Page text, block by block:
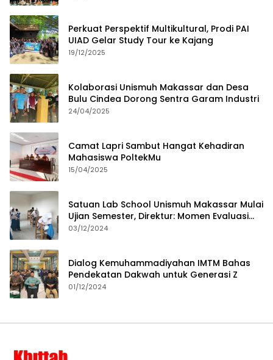
Perkuat Perspektif Multikultural, Prodi PAI
UIAD Gelar Study Tour ke Kajang
19/12/2025
Kolaborasi Unismuh Makassar dan Desa
Bulu Cindea Dorong Sentra Garam Industri
24/04/2025
Camat Lapri Sambut Hangat Kehadiran
Mahasiswa PoltekMu
15/04/2025
Satuan Lab School Unismuh Makassar Mulai
Ujian Semester, Direktur: Momen Evaluasi
Proses Pembelajaran
03/12/2024
Dialog Kemuhammadiyahan IMTM Bahas
Pendekatan Dakwah untuk Generasi Z
01/12/2024